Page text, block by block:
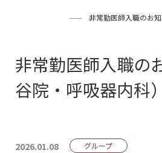
非常勤医師入職のお
非常勤医師入職の
谷院・呼吸器内科）
2026.01.08 グループ